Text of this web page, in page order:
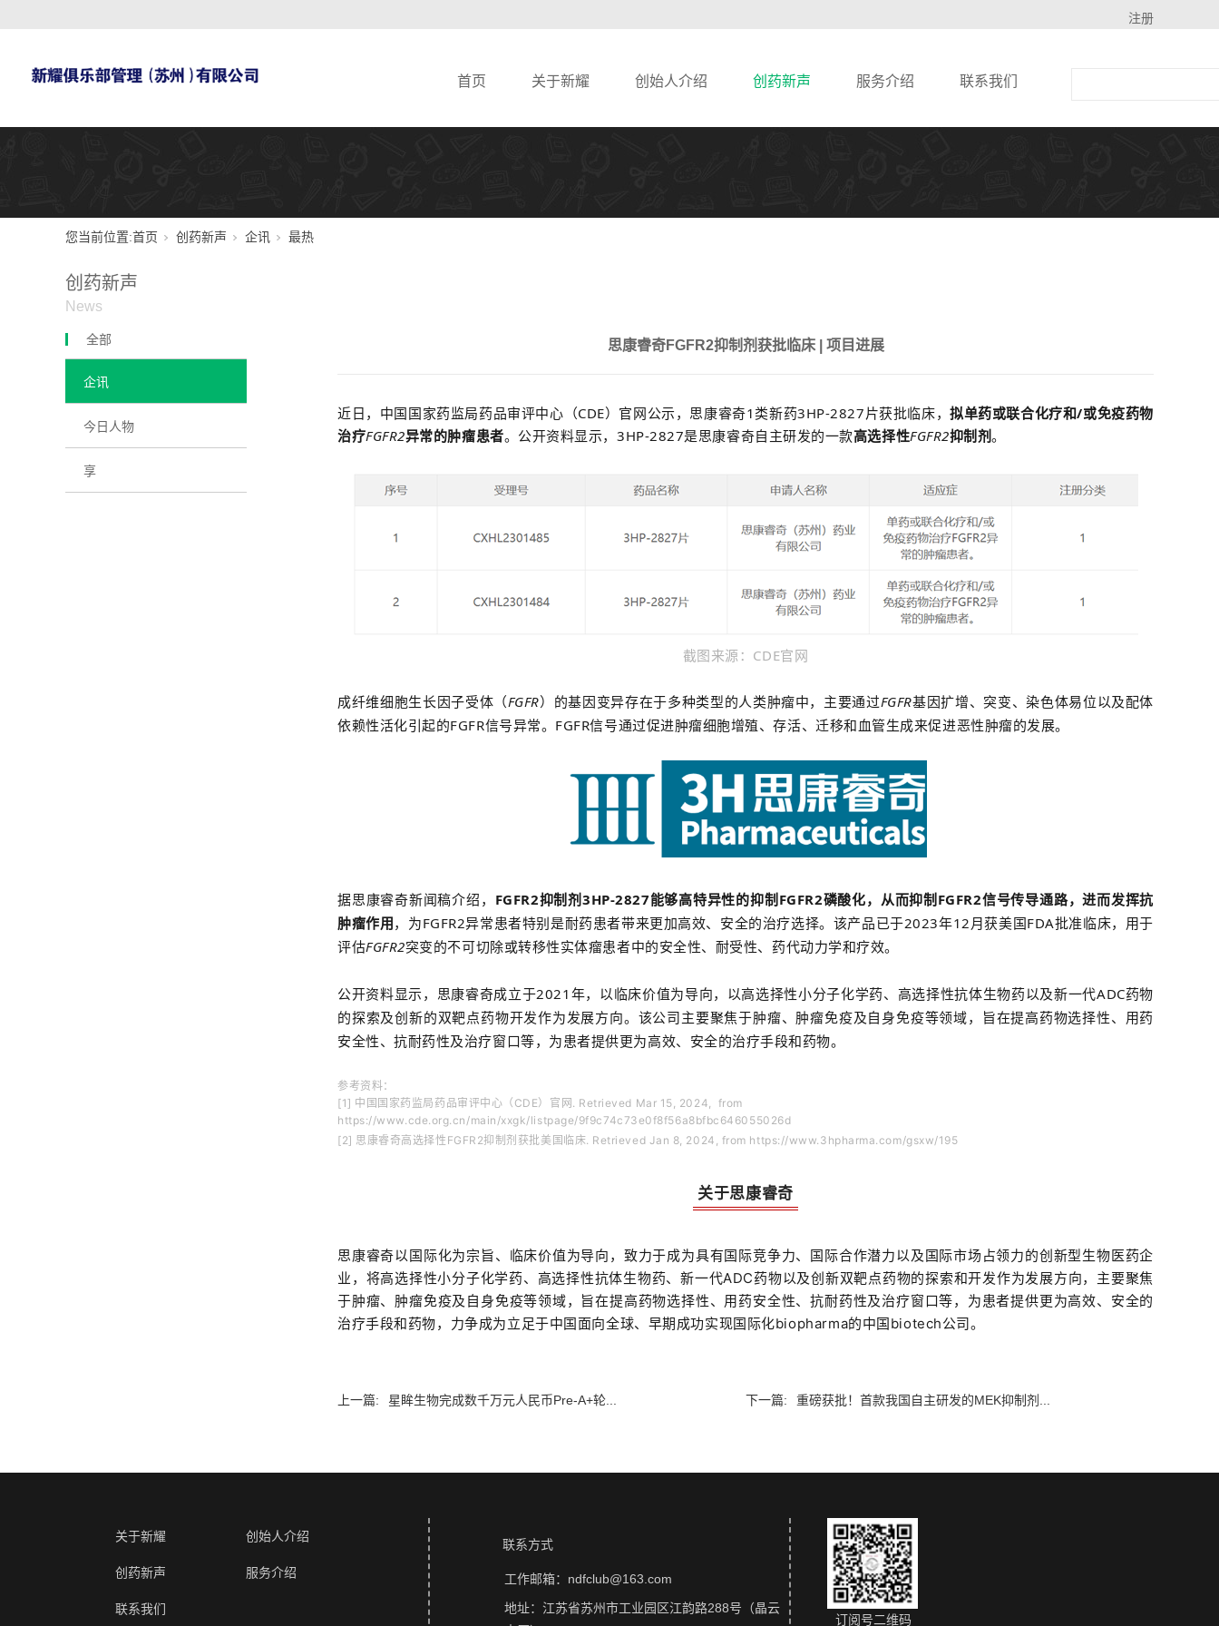
注册
首页 关于新耀 创始人介绍 创药新声 服务介绍 联系我们
您当前位置:首页 创药新声 企讯 最热
创药新声
News
全部
企讯
今日人物
享
思康睿奇FGFR2抑制剂获批临床 | 项目进展
近日，中国国家药监局药品审评中心（CDE）官网公示，思康睿奇1类新药3HP-2827片获批临床，拟单药或联合化疗和/或免疫药物
治疗FGFR2异常的肿瘤患者。公开资料显示，3HP-2827是思康睿奇自主研发的一款高选择性FGFR2抑制剂。
截图来源：CDE官网
成纤维细胞生长因子受体（FGFR）的基因变异存在于多种类型的人类肿瘤中，主要通过FGFR基因扩增、突变、染色体易位以及配体
依赖性活化引起的FGFR信号异常。FGFR信号通过促进肿瘤细胞增殖、存活、迁移和血管生成来促进恶性肿瘤的发展。
据思康睿奇新闻稿介绍， FGFR2抑制剂3HP-2827能够高特异性的抑制FGFR2磷酸化，从而抑制FGFR2信号传导通路，进而发挥抗
肿瘤作用，为FGFR2异常患者特别是耐药患者带来更加高效、安全的治疗选择。该产品已于2023年12月获美国FDA批准临床，用于
评估FGFR2突变的不可切除或转移性实体瘤患者中的安全性、耐受性、药代动力学和疗效。
公开资料显示，思康睿奇成立于2021年，以临床价值为导向，以高选择性小分子化学药、高选择性抗体生物药以及新一代ADC药物
的探索及创新的双靶点药物开发作为发展方向。该公司主要聚焦于肿瘤、肿瘤免疫及自身免疫等领域，旨在提高药物选择性、用药
安全性、抗耐药性及治疗窗口等，为患者提供更为高效、安全的治疗手段和药物。
参考资料：
[1] 中国国家药监局药品审评中心（CDE）官网. Retrieved Mar 15, 2024, from
https://www.cde.org.cn/main/xxgk/listpage/9f9c74c73e0f8f56a8bfbc646055026d
[2] 思康睿奇高选择性FGFR2抑制剂获批美国临床. Retrieved Jan 8, 2024, from https://www.3hpharma.com/gsxw/195
关于思康睿奇
思康睿奇以国际化为宗旨、临床价值为导向，致力于成为具有国际竞争力、国际合作潜力以及国际市场占领力的创新型生物医药企
业，将高选择性小分子化学药、高选择性抗体生物药、新一代ADC药物以及创新双靶点药物的探索和开发作为发展方向，主要聚焦
于肿瘤、肿瘤免疫及自身免疫等领域，旨在提高药物选择性、用药安全性、抗耐药性及治疗窗口等，为患者提供更为高效、安全的
治疗手段和药物，力争成为立足于中国面向全球、早期成功实现国际化biopharma的中国biotech公司。
上一篇: 星眸生物完成数千万元人民币Pre-A+轮... 下一篇: 重磅获批！首款我国自主研发的MEK抑制剂...
关于新耀 创始人介绍
创药新声 服务介绍
联系我们
工作邮箱：ndfclub@163.com
联系方式
地址：江苏省苏州市工业园区江韵路288号（晶云
订阅号二维码